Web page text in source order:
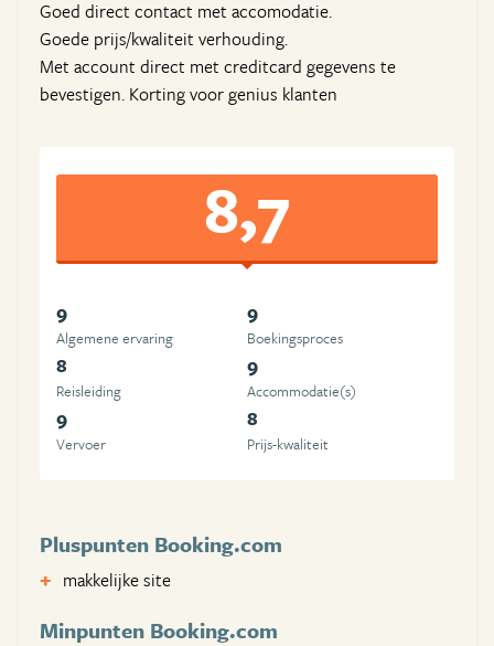
Goed direct contact met accomodatie.
Goede prijs/kwaliteit verhouding.
Met account direct met creditcard gegevens te
bevestigen. Korting voor genius klanten
8,7
9
Algemene ervaring
9
Boekingsproces
8
Reisleiding
9
Accommodatie(s)
9
Vervoer
8
Prijs-kwaliteit
Pluspunten Booking.com
makkelijke site
Minpunten Booking.com